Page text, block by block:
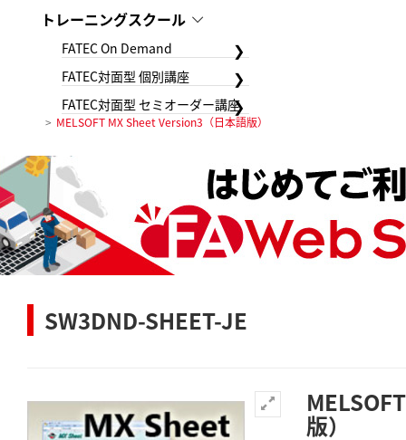
トレーニングスクール
FATEC On Demand
FATEC対面型 個別講座
FATEC対面型 セミオーダー講座
MELSOFT MX Sheet Version3（日本語版）
SW3DND-SHEET-JE
版）